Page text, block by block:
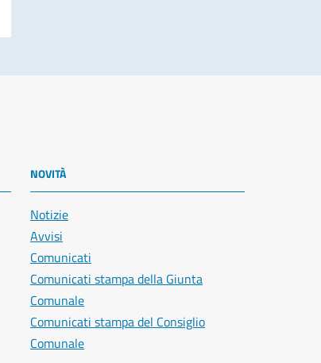
NOVITÀ
Notizie
Avvisi
Comunicati
Comunicati stampa della Giunta
Comunale
Comunicati stampa del Consiglio
Comunale